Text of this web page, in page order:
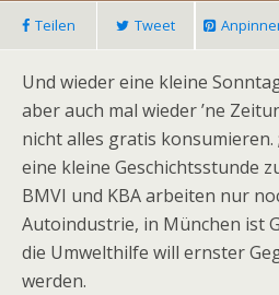
Teilen Tweet
Und wieder eine kleine
aber auch mal wieder ’ne
nicht alles gratis konsumieren.
eine kleine Geschichtsstunde
BMVI und KBA arbeiten nur
Autoindustrie, in München ist
die Umwelthilfe will ernster
werden.